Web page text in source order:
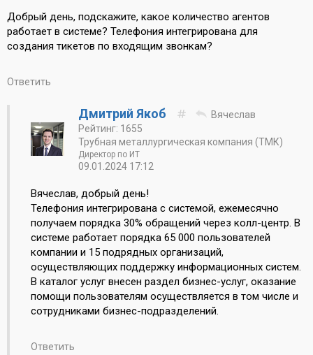
Добрый день, подскажите, какое количество агентов
работает в системе? Телефония интегрирована для
создания тикетов по входящим звонкам?
Ответить
Дмитрий Якоб
Вячеслав
Рейтинг: 1655
Трубная металлургическая компания (ТМК)
Директор по ИТ
09.01.2024 17:12
Вячеслав, добрый день!
Телефония интегрирована с системой, ежемесячно
получаем порядка 30% обращений через колл-центр. В
системе работает порядка 65 000 пользователей
компании и 15 подрядных организаций,
осуществляющих поддержку информационных систем.
В каталог услуг внесен раздел бизнес-услуг, оказание
помощи пользователям осуществляется в том числе и
сотрудниками бизнес-подразделений.
Ответить